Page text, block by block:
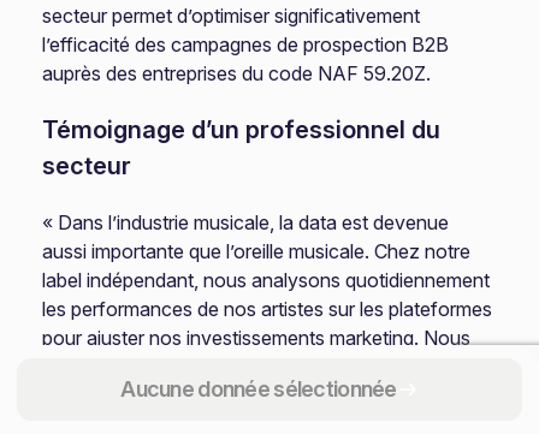
Aucune donnée sélectionnée
secteur permet d’optimiser significativement
l’efficacité des campagnes de prospection B2B
auprès des entreprises du code NAF 59.20Z.
Témoignage d’un professionnel du
secteur
« Dans l’industrie musicale, la data est devenue
aussi importante que l’oreille musicale. Chez notre
label indépendant, nous analysons quotidiennement
les performances de nos artistes sur les plateformes
pour ajuster nos investissements marketing. Nous
B2B qui comprennent cette dimension data-driven